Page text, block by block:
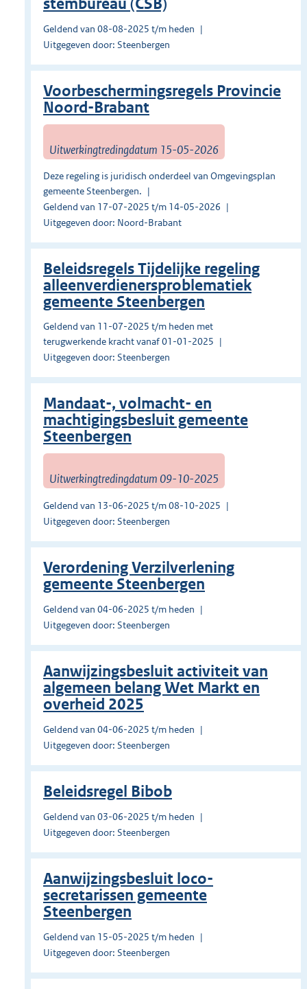
stembureau (CSB)
Geldend van 08-08-2025 t/m heden
Uitgegeven door: Steenbergen
Voorbeschermingsregels Provincie
Noord-Brabant
Uitwerkingtredingdatum 15-05-2026
Deze regeling is juridisch onderdeel van Omgevingsplan
gemeente Steenbergen.
Geldend van 17-07-2025 t/m 14-05-2026
Uitgegeven door: Noord-Brabant
Beleidsregels Tijdelijke regeling
alleenverdienersproblematiek
gemeente Steenbergen
Geldend van 11-07-2025 t/m heden met
terugwerkende kracht vanaf 01-01-2025
Uitgegeven door: Steenbergen
Mandaat-, volmacht- en
machtigingsbesluit gemeente
Steenbergen
Uitwerkingtredingdatum 09-10-2025
Geldend van 13-06-2025 t/m 08-10-2025
Uitgegeven door: Steenbergen
Verordening Verzilverlening
gemeente Steenbergen
Geldend van 04-06-2025 t/m heden
Uitgegeven door: Steenbergen
Aanwijzingsbesluit activiteit van
algemeen belang Wet Markt en
overheid 2025
Geldend van 04-06-2025 t/m heden
Uitgegeven door: Steenbergen
Beleidsregel Bibob
Geldend van 03-06-2025 t/m heden
Uitgegeven door: Steenbergen
Aanwijzingsbesluit loco-
secretarissen gemeente
Steenbergen
Geldend van 15-05-2025 t/m heden
Uitgegeven door: Steenbergen